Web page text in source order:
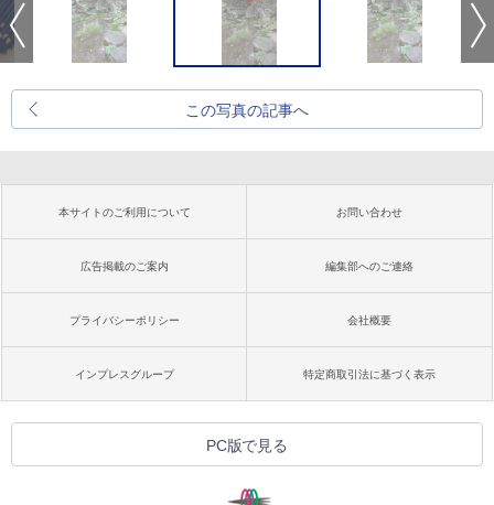
この写真の記事へ
本サイトのご利用について お問い合わせ
広告掲載のご案内 編集部へのご連絡
プライバシーポリシー 会社概要
インプレスグループ 特定商取引法に基づく表示
PC版で見る